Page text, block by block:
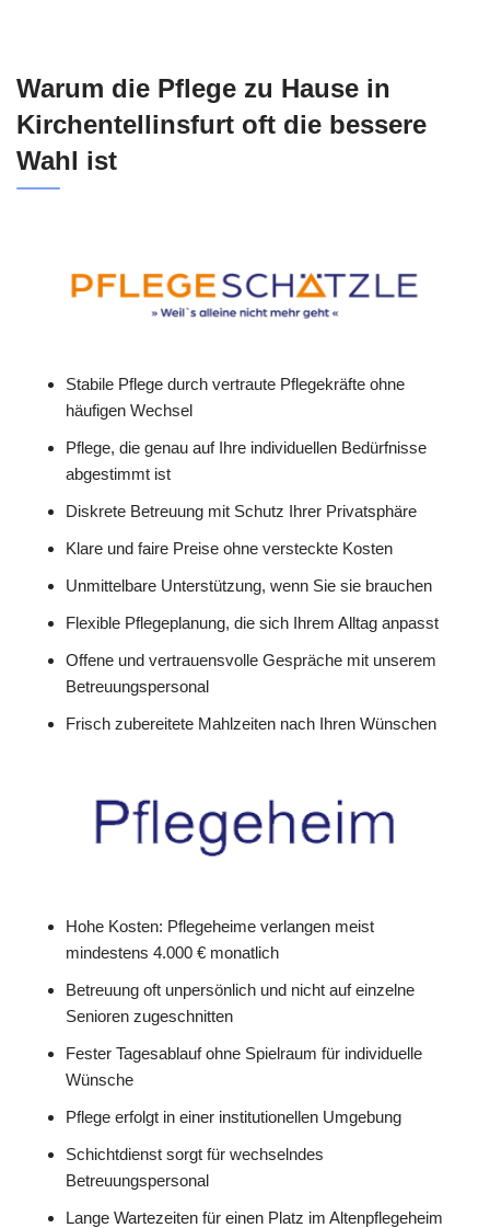
Warum die Pflege zu Hause in
Kirchentellinsfurt oft die bessere
Wahl ist
Stabile Pflege durch vertraute Pflegekräfte ohne
häufigen Wechsel
Pflege, die genau auf Ihre individuellen Bedürfnisse
abgestimmt ist
Diskrete Betreuung mit Schutz Ihrer Privatsphäre
Klare und faire Preise ohne versteckte Kosten
Unmittelbare Unterstützung, wenn Sie sie brauchen
Flexible Pflegeplanung, die sich Ihrem Alltag anpasst
Offene und vertrauensvolle Gespräche mit unserem
Betreuungspersonal
Frisch zubereitete Mahlzeiten nach Ihren Wünschen
Hohe Kosten: Pflegeheime verlangen meist
mindestens 4.000 € monatlich
Betreuung oft unpersönlich und nicht auf einzelne
Senioren zugeschnitten
Fester Tagesablauf ohne Spielraum für individuelle
Wünsche
Pflege erfolgt in einer institutionellen Umgebung
Schichtdienst sorgt für wechselndes
Betreuungspersonal
Lange Wartezeiten für einen Platz im Altenpflegeheim